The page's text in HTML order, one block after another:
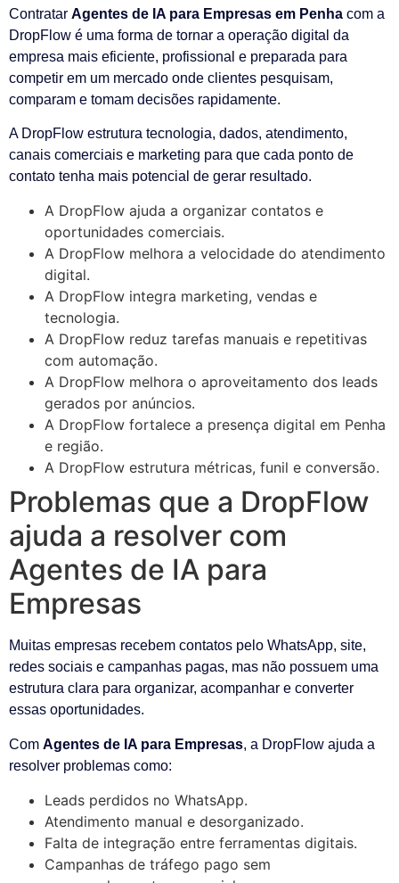
Contratar Agentes de IA para Empresas em Penha com a
DropFlow é uma forma de tornar a operação digital da
empresa mais eficiente, profissional e preparada para
competir em um mercado onde clientes pesquisam,
comparam e tomam decisões rapidamente.
A DropFlow estrutura tecnologia, dados, atendimento,
canais comerciais e marketing para que cada ponto de
contato tenha mais potencial de gerar resultado.
A DropFlow ajuda a organizar contatos e
oportunidades comerciais.
A DropFlow melhora a velocidade do atendimento
digital.
A DropFlow integra marketing, vendas e
tecnologia.
A DropFlow reduz tarefas manuais e repetitivas
com automação.
A DropFlow melhora o aproveitamento dos leads
gerados por anúncios.
A DropFlow fortalece a presença digital em Penha
e região.
A DropFlow estrutura métricas, funil e conversão.
Problemas que a DropFlow
ajuda a resolver com
Agentes de IA para
Empresas
Muitas empresas recebem contatos pelo WhatsApp, site,
redes sociais e campanhas pagas, mas não possuem uma
estrutura clara para organizar, acompanhar e converter
essas oportunidades.
Com Agentes de IA para Empresas, a DropFlow ajuda a
resolver problemas como:
Leads perdidos no WhatsApp.
Atendimento manual e desorganizado.
Falta de integração entre ferramentas digitais.
Campanhas de tráfego pago sem